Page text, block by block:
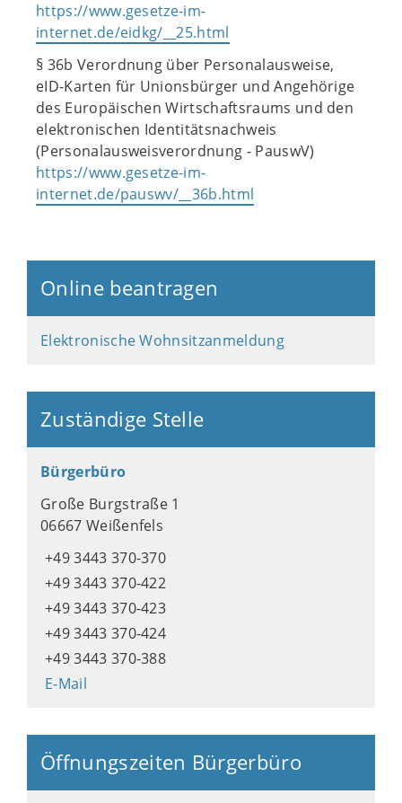
https://www.gesetze-im-
internet.de/eidkg/__25.html
§ 36b Verordnung über Personalausweise,
eID-Karten für Unionsbürger und Angehörige
des Europäischen Wirtschaftsraums und den
elektronischen Identitätsnachweis
(Personalausweisverordnung - PauswV)
https://www.gesetze-im-
internet.de/pauswv/__36b.html
Online beantragen
Elektronische Wohnsitzanmeldung
Zuständige Stelle
Bürgerbüro
Große Burgstraße 1
06667 Weißenfels
+49 3443 370-370
+49 3443 370-422
+49 3443 370-423
+49 3443 370-424
+49 3443 370-388
E-Mail
Öffnungszeiten Bürgerbüro